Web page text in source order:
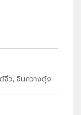
จิ๋ว, จีนกวางตุ้ง